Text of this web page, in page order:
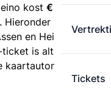
Tickets
kost € 21,02
staan alle
en Heino. Deze
ticket is altijd